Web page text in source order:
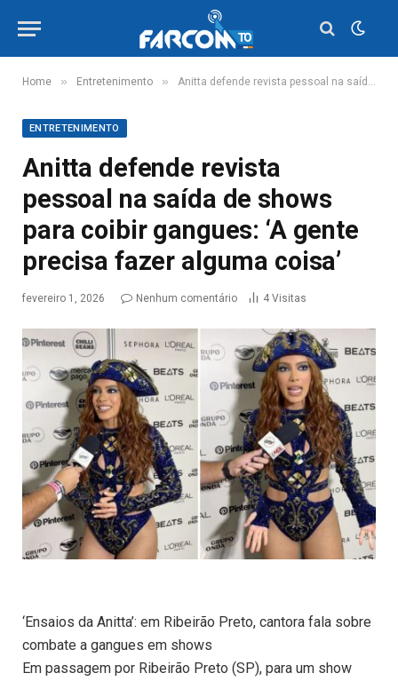
Home » Entretenimento » Anitta defende revista pessoal na saída de shows para coibir gangues: ‘A gente precisa fazer alguma coisa’
ENTRETENIMENTO
Anitta defende revista
pessoal na saída de shows
para coibir gangues: ‘A gente
precisa fazer alguma coisa’
fevereiro 1, 2026 Nenhum comentário 4 Visitas
‘Ensaios da Anitta’: em Ribeirão Preto, cantora fala sobre
combate a gangues em shows
Em passagem por Ribeirão Preto (SP), para um show